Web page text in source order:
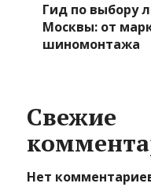
Гид по выбору
Москвы: от
шиномонтажа
Свежие
Нет